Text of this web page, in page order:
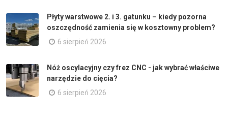
Płyty warstwowe 2. i 3. gatunku – kiedy pozorna
oszczędność zamienia się w kosztowny problem?
6 sierpień 2026
Nóż oscylacyjny czy frez CNC - jak wybrać właściwe
narzędzie do cięcia?
6 sierpień 2026